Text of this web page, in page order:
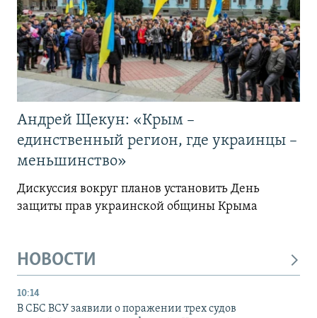
Андрей Щекун: «Крым –
единственный регион, где украинцы –
меньшинство»
Дискуссия вокруг планов установить День
защиты прав украинской общины Крыма
НОВОСТИ
10:14
В СБС ВСУ заявили о поражении трех судов